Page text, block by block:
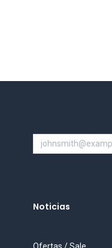
Noticias